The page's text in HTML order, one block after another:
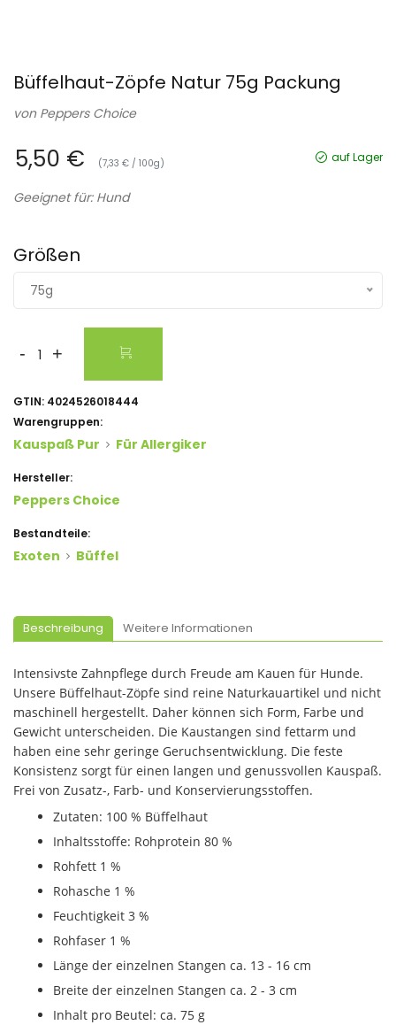
Büffelhaut-Zöpfe Natur 75g Packung
von Peppers Choice
5,50 € (7,33 € / 100g) auf Lager
Geeignet für: Hund
Größen
75g
- +
GTIN: 4024526018444
Warengruppen:
Kauspaß Pur Für Allergiker
Hersteller:
Peppers Choice
Bestandteile:
Exoten Büffel
Beschreibung Weitere Informationen
Intensivste Zahnpflege durch Freude am Kauen für Hunde.
Unsere Büffelhaut-Zöpfe sind reine Naturkauartikel und nicht
maschinell hergestellt. Daher können sich Form, Farbe und
Gewicht unterscheiden. Die Kaustangen sind fettarm und
haben eine sehr geringe Geruchsentwicklung. Die feste
Konsistenz sorgt für einen langen und genussvollen Kauspaß.
Frei von Zusatz-, Farb- und Konservierungsstoffen.
Zutaten: 100 % Büffelhaut
Inhaltsstoffe: Rohprotein 80 %
Rohfett 1 %
Rohasche 1 %
Feuchtigkeit 3 %
Rohfaser 1 %
Länge der einzelnen Stangen ca. 13 - 16 cm
Breite der einzelnen Stangen ca. 2 - 3 cm
Inhalt pro Beutel: ca. 75 g